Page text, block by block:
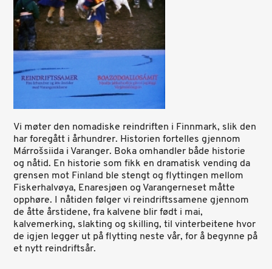
Vi møter den nomadiske reindriften i Finnmark, slik den
har foregått i århundrer. Historien fortelles gjennom
Márrošsiida i Varanger. Boka omhandler både historie
og nåtid. En historie som fikk en dramatisk vending da
grensen mot Finland ble stengt og flyttingen mellom
Fiskerhalvøya, Enaresjøen og Varangerneset måtte
opphøre. I nåtiden følger vi reindriftssamene gjennom
de åtte årstidene, fra kalvene blir født i mai,
kalvemerking, slakting og skilling, til vinterbeitene hvor
de igjen legger ut på flytting neste vår, for å begynne på
et nytt reindriftsår.